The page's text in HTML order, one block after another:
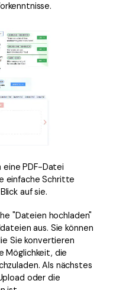
eine PDF-Datei
einfache Schritte
auf sie.
"Dateien hochladen"
aus. Sie können
Sie konvertieren
Möglichkeit, die
Als nächstes
oder die